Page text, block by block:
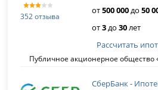
352 отзыва
от500 000до50
от3до30лет
Публичное акционерное
Рассчитать
СберБанк -